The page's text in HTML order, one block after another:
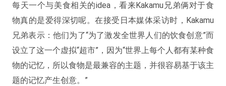
每天一个与美食相关的idea，看来Kakamu兄弟俩对于食
物真的是爱得深切呢。在接受日本媒体采访时，Kakamu
兄弟表示：他们为了“为了激发全世界人们的饮食创意”而
设立了这一个虚拟“超市”，因为“世界上每个人都有某种食
物的记忆，所以食物是最兼容的主题，并很容易基于该主
题的记忆产生创意。”